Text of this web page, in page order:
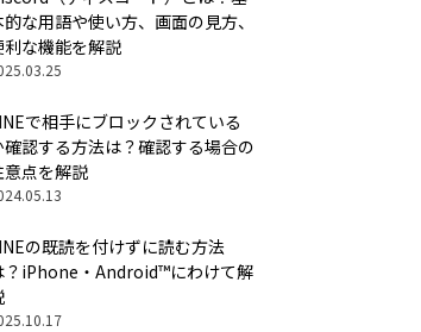
的な用語や使い方、画面の見方、
利な機能を解説
で相手にブロックされている
確認する方法は？確認する場合の
意点を解説
の既読を付けずに読む方法
？iPhone・Android™にわけて解